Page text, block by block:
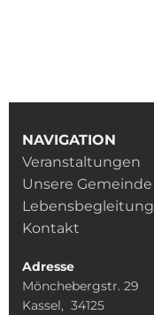
NAVIGATION
Veranstaltungen
Unsere Gemeinde
Lebensbegleitung
Kontakt
Adresse
Mönchebergstr. 29
Kassel, 34125